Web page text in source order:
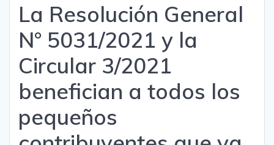
La Resolución General
N° 5031/2021 y la
Circular 3/2021
benefician a todos los
pequeños